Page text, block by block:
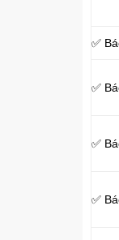
✅
✅
✅
✅